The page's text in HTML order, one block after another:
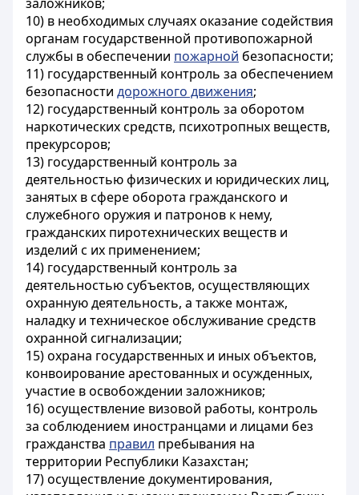
10) в необходимых случаях оказание содействия
органам государственной противопожарной
службы в обеспечении пожарной безопасности;
11) государственный контроль за обеспечением
безопасности дорожного движения;
12) государственный контроль за оборотом
наркотических средств, психотропных веществ,
прекурсоров;
13) государственный контроль за
деятельностью физических и юридических лиц,
занятых в сфере оборота гражданского и
служебного оружия и патронов к нему,
гражданских пиротехнических веществ и
изделий с их применением;
14) государственный контроль за
деятельностью субъектов, осуществляющих
охранную деятельность, а также монтаж,
наладку и техническое обслуживание средств
охранной сигнализации;
15) охрана государственных и иных объектов,
конвоирование арестованных и осужденных,
участие в освобождении заложников;
16) осуществление визовой работы, контроль
за соблюдением иностранцами и лицами без
гражданства правил пребывания на
территории Республики Казахстан;
17) осуществление документирования,